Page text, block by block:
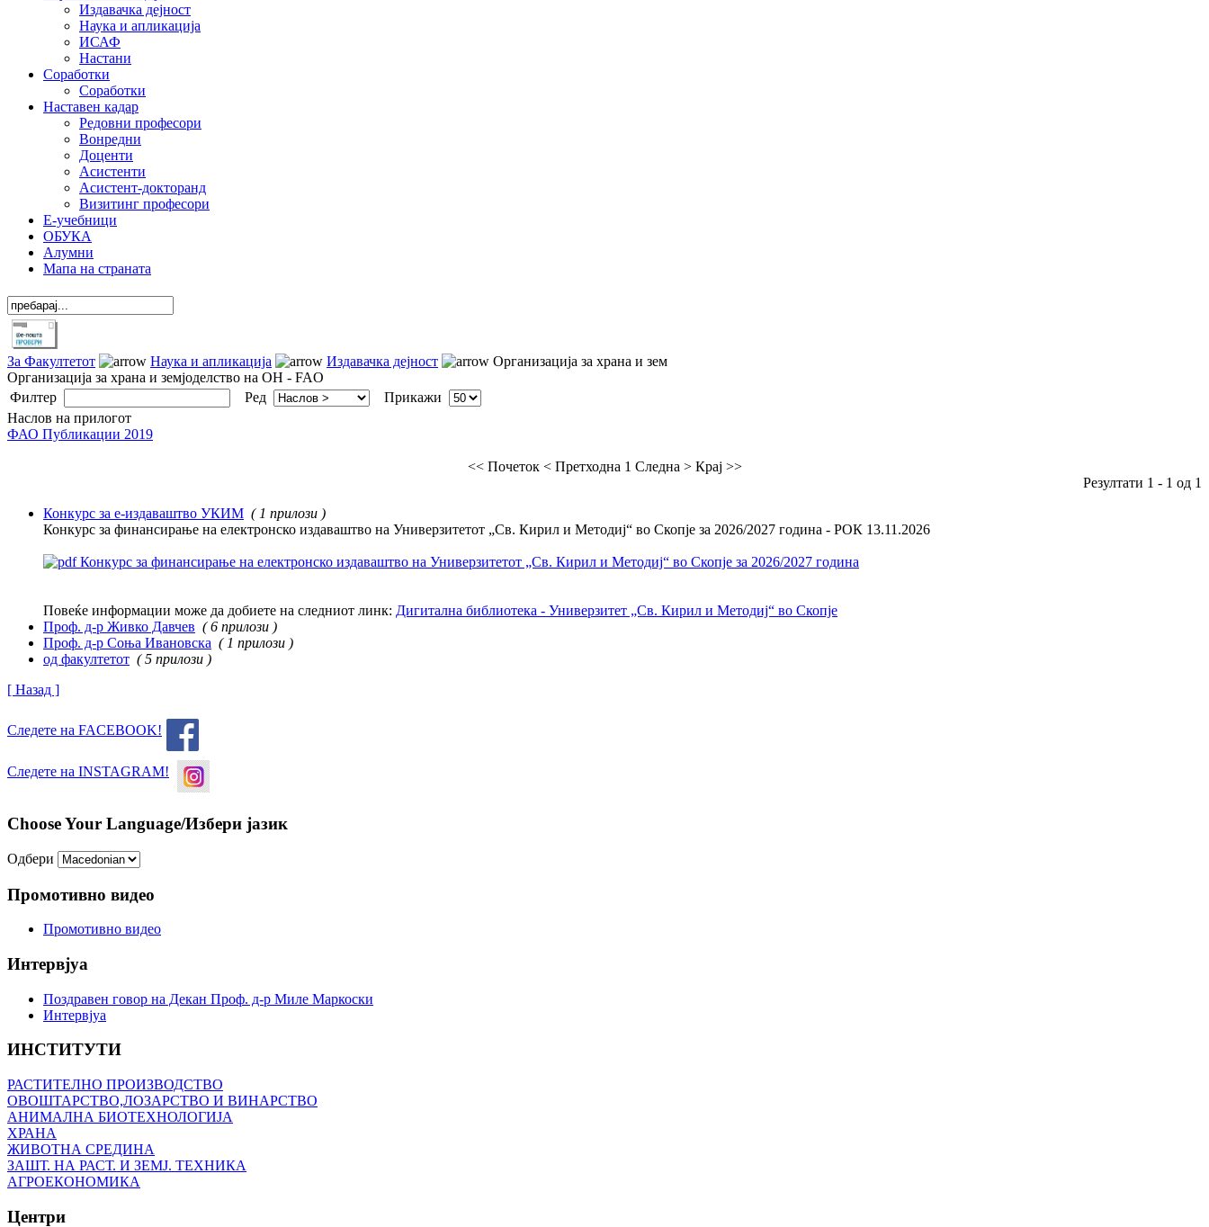
Издавачка дејност
Наука и апликација
ИСАФ
Настани
Соработки
Соработки
Наставен кадар
Редовни професори
Вонредни
Доценти
Асистенти
Асистент-докторанд
Визитинг професори
Е-учебници
ОБУКА
Алумни
Мапа на страната
За Факултетот Наука и апликација Издавачка дејност
Организација за храна и зем
Организација за храна и земјоделство на ОН - FAO
Филтер
Ред
Прикажи
Наслов на прилогот
ФАО Публикации 2019
<< Почеток < Претходна 1 Следна > Крај >>
Резултати 1 - 1 од 1
Конкурс за е-издаваштво УКИМ ( 1 прилози )
Конкурс за финансирање на електронско издаваштво на Универзитетот „Св. Кирил и Методиј“ во Скопје за 2026/2027 година - РОК 13.11.2026
Конкурс за финансирање на електронско издаваштво на Универзитетот „Св. Кирил и Методиј“ во Скопје за 2026/2027 година
Повеќе информации може да добиете на следниот линк: Дигитална библиотека - Универзитет „Св. Кирил и Методиј“ во Скопје
Проф. д-р Живко Давчев ( 6 прилози )
Проф. д-р Соња Ивановска ( 1 прилози )
од факултетот ( 5 прилози )
[ Назад ]
Следете на FACEBOOK!
Следете на INSTAGRAM!
Choose Your Language/Избери јазик
Одбери
Промотивно видео
Промотивно видео
Интервјуа
Поздравен говор на Декан Проф. д-р Миле Маркоски
Интервјуа
ИНСТИТУТИ
РАСТИТЕЛНО ПРОИЗВОДСТВО
ОВОШТАРСТВО,ЛОЗАРСТВО И ВИНАРСТВО
АНИМАЛНА БИОТЕХНОЛОГИЈА
ХРАНА
ЖИВОТНА СРЕДИНА
ЗАШТ. НА РАСТ. И ЗЕМЈ. ТЕХНИКА
АГРОЕКОНОМИКА
Центри